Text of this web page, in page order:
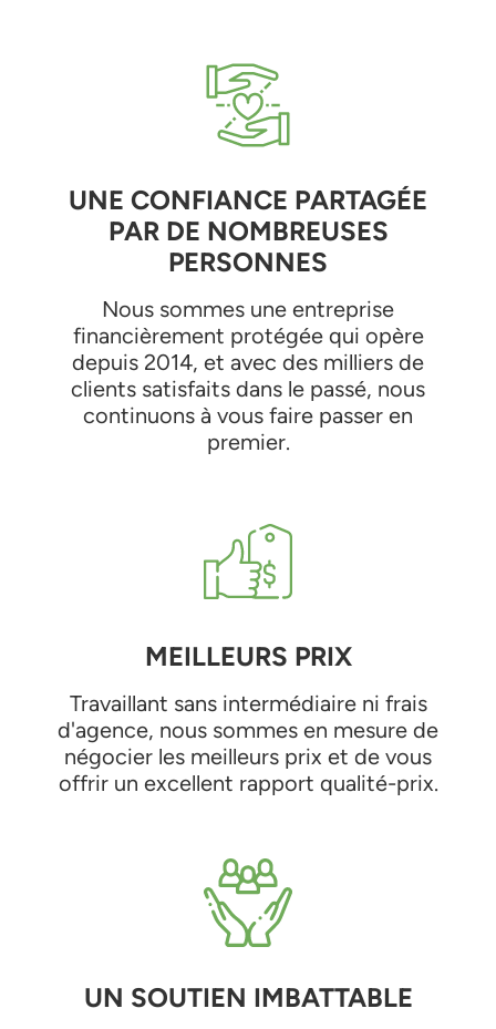
UNE CONFIANCE PARTAGÉE
PAR DE NOMBREUSES
PERSONNES
Nous sommes une entreprise
financièrement protégée qui opère
depuis 2014, et avec des milliers de
clients satisfaits dans le passé, nous
continuons à vous faire passer en
premier.
MEILLEURS PRIX
Travaillant sans intermédiaire ni frais
d'agence, nous sommes en mesure de
négocier les meilleurs prix et de vous
offrir un excellent rapport qualité-prix.
UN SOUTIEN IMBATTABLE